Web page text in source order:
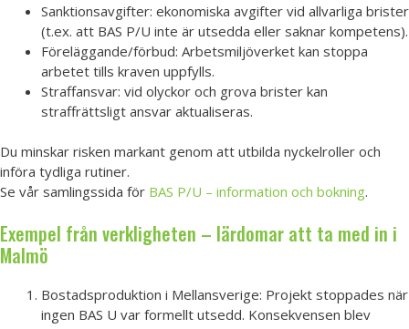
Sanktionsavgifter: ekonomiska avgifter vid allvarliga brister
(t.ex. att BAS P/U inte är utsedda eller saknar kompetens).
Föreläggande/förbud: Arbetsmiljöverket kan stoppa
arbetet tills kraven uppfylls.
Straffansvar: vid olyckor och grova brister kan
straffrättsligt ansvar aktualiseras.
Du minskar risken markant genom att utbilda nyckelroller och
införa tydliga rutiner.
Se vår samlingssida för BAS P/U – information och bokning.
Exempel från verkligheten – lärdomar att ta med in i
Malmö
Bostadsproduktion i Mellansverige: Projekt stoppades när
ingen BAS U var formellt utsedd. Konsekvensen blev